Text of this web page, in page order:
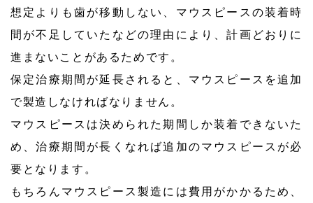
想定よりも歯が移動しない、マウスピースの装着時
間が不足していたなどの理由により、計画どおりに
進まないことがあるためです。
保定治療期間が延長されると、マウスピースを追加
で製造しなければなりません。
マウスピースは決められた期間しか装着できないた
め、治療期間が長くなれば追加のマウスピースが必
要となります。
もちろんマウスピース製造には費用がかかるため、